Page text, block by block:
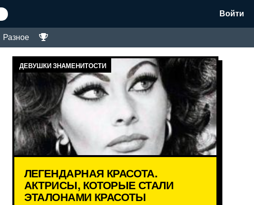
Войти
Разное
ДЕВУШКИ ЗНАМЕНИТОСТИ
ЛЕГЕНДАРНАЯ КРАСОТА.
АКТРИСЫ, КОТОРЫЕ СТАЛИ
ЭТАЛОНАМИ КРАСОТЫ